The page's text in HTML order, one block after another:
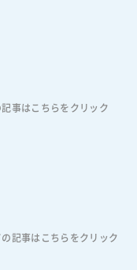
め、健康な方よりも「眠
注射薬」を使って血糖値
射薬や飲み薬が効きすぎ
うことがあります。低血
してしまい、眠気が起こ
眠気のメカニズムになり
く、そのほかの病気や
えば、睡眠時に無呼吸に
す。また、寝る直前まで
もそも睡眠時間が少な
す。ですので、「糖尿病
く、眠気に強い悩みが
事はこちらをクリック
記事はこちらをクリック